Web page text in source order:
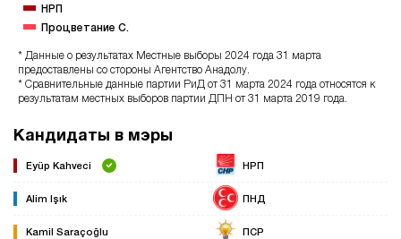
НРП
Процветание С.
* Данные о результатах Местные выборы 2024 года 31 марта
предоставлены со стороны Агентство Анадолу.
* Сравнительные данные партии РиД от 31 марта 2024 года относятся к
результатам местных выборов партии ДПН от 31 марта 2019 года.
Кандидаты в мэры
Eyüp Kahveci НРП
Alim Işık ПНД
Kamil Saraçoğlu ПСР